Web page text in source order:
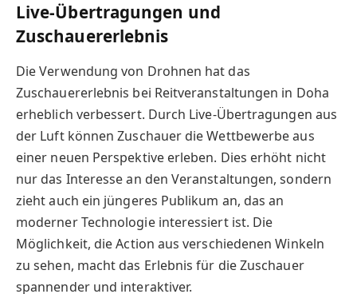
Live-Übertragungen und
Zuschauererlebnis
Die Verwendung von Drohnen hat das
Zuschauererlebnis bei Reitveranstaltungen in Doha
erheblich verbessert. Durch Live-Übertragungen aus
der Luft können Zuschauer die Wettbewerbe aus
einer neuen Perspektive erleben. Dies erhöht nicht
nur das Interesse an den Veranstaltungen, sondern
zieht auch ein jüngeres Publikum an, das an
moderner Technologie interessiert ist. Die
Möglichkeit, die Action aus verschiedenen Winkeln
zu sehen, macht das Erlebnis für die Zuschauer
spannender und interaktiver.